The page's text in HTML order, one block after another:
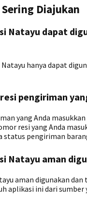
Diajukan
Natayu dapat
Natayu hanya dapat
pengiriman
yang Anda
resi yang Anda
pengiriman
Natayu aman
aman digunakan
aplikasi ini dari